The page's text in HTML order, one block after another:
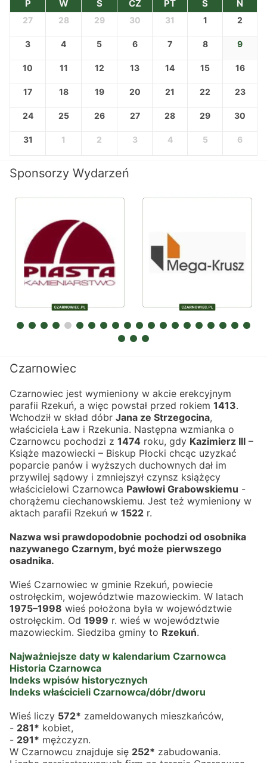
P W Ś CZ PT S N
27 28 29 30 31 1 2
3 4 5 6 7 8 9
10 11 12 13 14 15 16
17 18 19 20 21 22 23
24 25 26 27 28 29 30
31 1 2 3 4 5 6
Sponsorzy Wydarzeń
Czarnowiec
Czarnowiec jest wymieniony w akcie erekcyjnym
parafii Rzekuń, a więc powstał przed rokiem 1413.
Wchodził w skład dóbr Jana ze Strzegocina,
właściciela Ław i Rzekunia. Następna wzmianka o
Czarnowcu pochodzi z 1474 roku, gdy Kazimierz III –
Książe mazowiecki – Biskup Płocki chcąc uzyzkać
poparcie panów i wyższych duchownych dał im
przywilej sądowy i zmniejszył czynsz książęcy
właścicielowi Czarnowca Pawłowi Grabowskiemu -
chorążemu ciechanowskiemu. Jest też wymieniony w
aktach parafii Rzekuń w 1522 r.
Nazwa wsi prawdopodobnie pochodzi od osobnika
nazywanego Czarnym, być może pierwszego
osadnika.
Wieś Czarnowiec w gminie Rzekuń, powiecie
1975–1998 wieś położona była w województwie
ostrołęckim. Od 1999 r. wieś w województwie
mazowieckim. Siedziba gminy to Rzekuń.
Najważniejsze daty w kalendarium Czarnowca
Historia Czarnowca
Indeks wpisów historycznych
Indeks właścicieli Czarnowca/dóbr/dworu
Wieś liczy 572* zameldowanych mieszkańców,
- 281* kobiet,
- 291* mężczyzn.
W Czarnowcu znajduje się 252* zabudowania.